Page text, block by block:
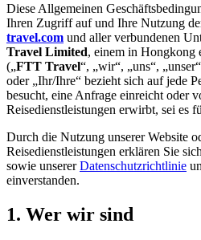
Diese Allgemeinen
Ihren Zugriff auf und Ihre Nutzung
travel.com und aller verbundenen
Travel Limited, einem in Hongkong
(„FTT Travel“, „wir“, „uns“,
oder „Ihr/Ihre“ bezieht sich auf jede
besucht, eine Anfrage einreicht oder
Reisedienstleistungen erwirbt, sei es
Durch die Nutzung unserer Website
Reisedienstleistungen erklären Sie
sowie unsererDatenschutzrichtlinie
einverstanden.
1. Wer wir sind